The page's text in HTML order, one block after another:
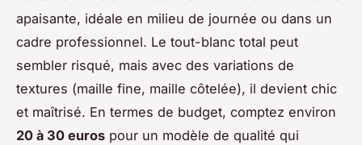
apaisante, idéale en milieu de journée ou dans un
cadre professionnel. Le tout-blanc total peut
sembler risqué, mais avec des variations de
textures (maille fine, maille côtelée), il devient chic
et maîtrisé. En termes de budget, comptez environ
20 à 30 euros pour un modèle de qualité qui